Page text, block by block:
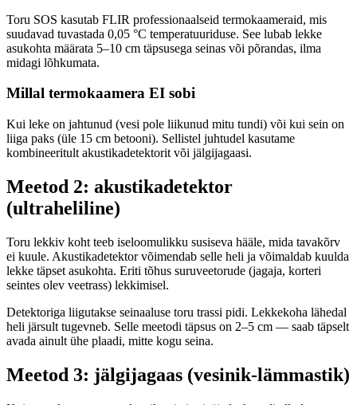
Toru SOS kasutab FLIR professionaalseid termokaameraid, mis
suudavad tuvastada 0,05 °C temperatuuriduse. See lubab lekke
asukohta määrata 5–10 cm täpsusega seinas või põrandas, ilma
midagi lõhkumata.
Millal termokaamera EI sobi
Kui leke on jahtunud (vesi pole liikunud mitu tundi) või kui sein on
liiga paks (üle 15 cm betooni). Sellistel juhtudel kasutame
kombineeritult akustikadetektorit või jälgijagaasi.
Meetod 2: akustikadetektor
(ultraheliline)
Toru lekkiv koht teeb iseloomulikku susiseva hääle, mida tavakõrv
ei kuule. Akustikadetektor võimendab selle heli ja võimaldab kuulda
lekke täpset asukohta. Eriti tõhus suruveetorude (jagaja, korteri
seintes olev veetrass) lekkimisel.
Detektoriga liigutakse seinaaluse toru trassi pidi. Lekkekoha lähedal
heli järsult tugevneb. Selle meetodi täpsus on 2–5 cm — saab täpselt
avada ainult ühe plaadi, mitte kogu seina.
Meetod 3: jälgijagaas (vesinik-lämmastik)